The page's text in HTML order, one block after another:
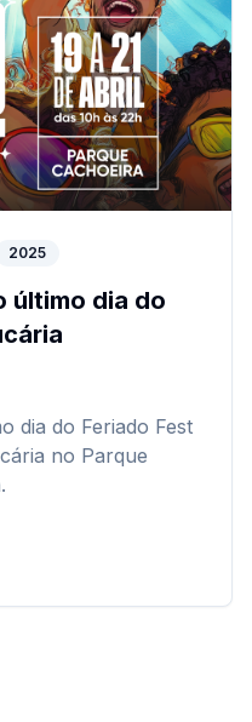
2025
último dia do
dia do Feriado Fest
no Parque